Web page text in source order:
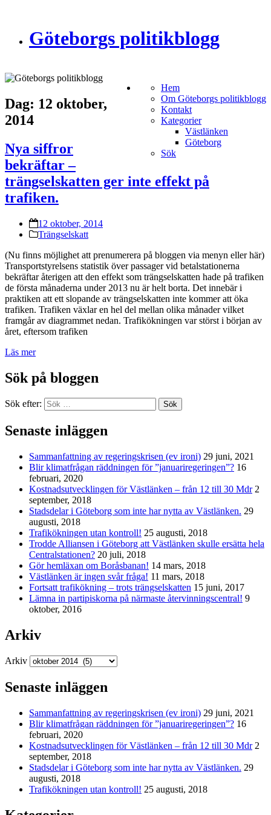
Göteborgs politikblogg
Hem
Om Göteborgs politikblogg
Kontakt
Kategorier
Västlänken
Göteborg
Sök
Dag: 12 oktober,
2014
Nya siffror
bekräftar –
trängselskatten ger inte effekt på
trafiken.
12 oktober, 2014
Trängselskatt
(Nu finns möjlighet att prenumerera på bloggen via menyn eller här)
Transportstyrelsens statistik över passager vid betalstationerna
bekräftar återigen att den effekt som trängselskatten hade på trafiken
de första månaderna under 2013 nu är helt borta. Det innebär i
praktiken att ett slopande av trängselskatten inte kommer att öka
trafiken. Trafiken växlar en hel del mellan olika månader vilket
framgår av diagrammet nedan. Trafikökningen var störst i början av
året, eftersom trafiken
Läs mer
Sök på bloggen
Sök efter: Sök
Senaste inläggen
Sammanfattning av regeringskrisen (ev ironi) 29 juni, 2021
Blir klimatfrågan räddningen för ”januariregeringen”? 16
februari, 2020
Kostnadsutvecklingen för Västlänken – från 12 till 30 Mdr 2
september, 2018
Stadsdelar i Göteborg som inte har nytta av Västlänken. 29
augusti, 2018
Trafikökningen utan kontroll! 25 augusti, 2018
Trodde Alliansen i Göteborg att Västlänken skulle ersätta hela
Centralstationen? 20 juli, 2018
Gör hemläxan om Boråsbanan! 14 mars, 2018
Västlänken är ingen svår fråga! 11 mars, 2018
Fortsatt trafikökning – trots trängselskatten 15 juni, 2017
Lämna in partipiskorna på närmaste återvinningscentral! 9
oktober, 2016
Arkiv
Arkiv
Senaste inläggen
Sammanfattning av regeringskrisen (ev ironi) 29 juni, 2021
Blir klimatfrågan räddningen för ”januariregeringen”? 16
februari, 2020
Kostnadsutvecklingen för Västlänken – från 12 till 30 Mdr 2
september, 2018
Stadsdelar i Göteborg som inte har nytta av Västlänken. 29
augusti, 2018
Trafikökningen utan kontroll! 25 augusti, 2018